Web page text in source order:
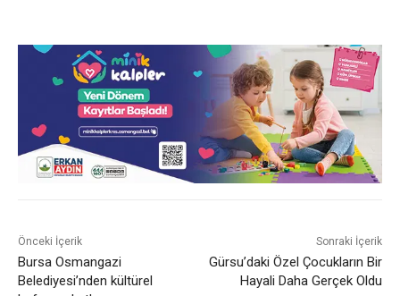
Önceki İçerik
Bursa Osmangazi
Belediyesi’nden kültürel
Sonraki İçerik
Gürsu’daki Özel Çocukların Bir
Hayali Daha Gerçek Oldu